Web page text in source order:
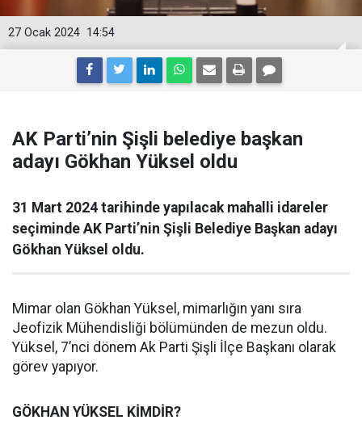
14:54
27 Ocak 2024
AK Parti’nin Şişli belediye başkan
adayı Gökhan Yüksel oldu
31 Mart 2024 tarihinde yapılacak mahalli idareler
seçiminde AK Parti’nin Şişli Belediye Başkan adayı
Gökhan Yüksel oldu.
Mimar olan Gökhan Yüksel, mimarlığın yanı sıra
Jeofizik Mühendisliği bölümünden de mezun oldu.
Yüksel, 7’nci dönem Ak Parti Şişli İlçe Başkanı olarak
görev yapıyor.
GÖKHAN YÜKSEL KİMDİR?